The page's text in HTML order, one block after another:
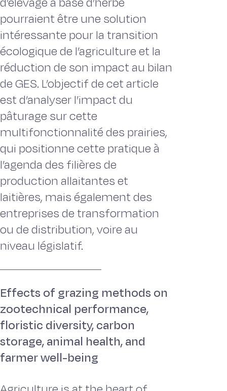
pourraient être une solution
intéressante pour la transition
écologique de l’agriculture et la
réduction de son impact au bilan
de GES. L’objectif de cet article
est d’analyser l’impact du
pâturage sur cette
multifonctionnalité des prairies,
qui positionne cette pratique à
l’agenda des filières de
production allaitantes et
laitières, mais également des
entreprises de transformation
ou de distribution, voire au
niveau législatif.
Effects of grazing methods on
zootechnical performance,
floristic diversity, carbon
storage, animal health, and
farmer well-being